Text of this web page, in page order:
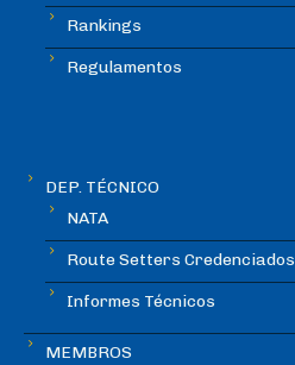
Rankings
Regulamentos
DEP. TÉCNICO
NATA
Route Setters Credenciados
Informes Técnicos
MEMBROS